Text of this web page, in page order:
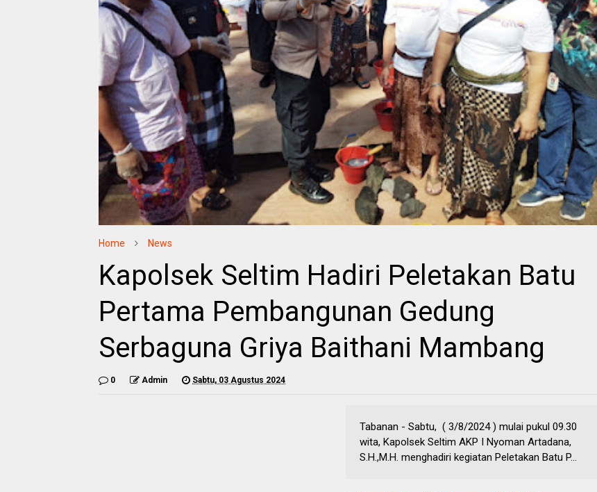
Home News
Kapolsek Seltim Hadiri Peletakan Batu
Pertama Pembangunan Gedung
Serbaguna Griya Baithani Mambang
0 Admin Sabtu, 03 Agustus 2024
Tabanan - Sabtu, ( 3/8/2024 ) mulai pukul 09.30
wita, Kapolsek Seltim AKP I Nyoman Artadana,
S.H.,M.H. menghadiri kegiatan Peletakan Batu P...